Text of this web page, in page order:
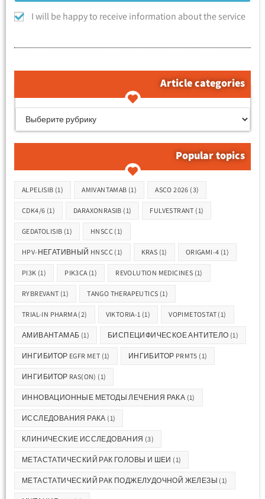
I will be happy to receive information about the service
Article categories
Popular topics
ALPELISIB (1) AMIVANTAMAB (1) ASCO 2026 (3)
CDK4/6 (1) DARAXONRASIB (1) FULVESTRANT (1)
GEDATOLISIB (1) HNSCC (1)
HPV-НЕГАТИВНЫЙ HNSCC (1) KRAS (1) ORIGAMI-4 (1)
PI3K (1) PIK3CA(1) REVOLUTION MEDICINES (1)
RYBREVANT (1) TANGO THERAPEUTICS (1)
TRIAL-IN PHARMA(2) VIKTORIA-1 (1) VOPIMETOSTAT (1)
АМИВАНТАМАБ (1) БИСПЕЦИФИЧЕСКОЕ АНТИТЕЛО (1)
ИНГИБИТОР EGFR MET (1) ИНГИБИТОР PRMT5 (1)
ИНГИБИТОР RAS(ON) (1)
ИННОВАЦИОННЫЕ МЕТОДЫ ЛЕЧЕНИЯ РАКА (1)
ИССЛЕДОВАНИЯ РАКА (1)
КЛИНИЧЕСКИЕ ИССЛЕДОВАНИЯ (3)
МЕТАСТАТИЧЕСКИЙ РАК ГОЛОВЫ И ШЕИ (1)
МЕТАСТАТИЧЕСКИЙ РАК ПОДЖЕЛУДОЧНОЙ ЖЕЛЕЗЫ (1)